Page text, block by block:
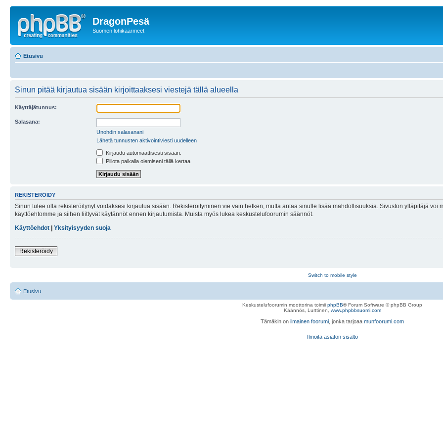
DragonPesä
Suomen lohikäärmeet
Etusivu
Sinun pitää kirjautua sisään kirjoittaaksesi viestejä tällä alueella
Käyttäjätunnus:
Salasana:
Unohdin salasanani
Lähetä tunnusten aktivointiviesti uudelleen
Kirjaudu automaattisesti sisään.
Piilota paikalla olemiseni tällä kertaa
REKISTERÖIDY
Sinun tulee olla rekisteröitynyt voidaksesi kirjautua sisään. Rekisteröityminen vie vain hetken, mutta antaa sinulle lisää mahdollisuuksia. Sivuston ylläpitäjä
käyttöehtomme ja siihen liittyvät käytännöt ennen kirjautumista. Muista myös lukea keskustelufoorumin säännöt.
Käyttöehdot
Yksityisyyden suoja
Rekisteröidy
Switch to mobile style
Etusivu
Keskustelufoorumin moottorina toimii phpBB® Forum Software © phpBB Group
Käännös, Lurttinen, www.phpbbsuomi.com
Tämäkin on ilmainen foorumi , jonka tarjoaa munfoorumi.com
Ilmoita asiaton sisältö